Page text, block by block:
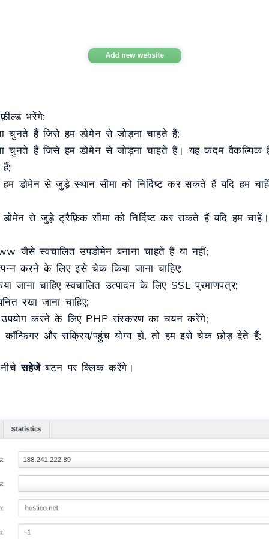
भरेंगे:
चुनते हैं जिसे हम डोमेन से जोड़ना चाहते हैं;
चुनते हैं जिसे हम डोमेन से जोड़ना चाहते हैं। यह कदम वैकल्पिक
डोमेन से जुड़े स्थान सीमा को निर्दिष्ट कर सकते हैं यदि हम
से जुड़े ट्रैफ़िक सीमा को निर्दिष्ट कर सकते हैं यदि हम
जैसे स्वचालित उपडोमेन बनाना चाहते हैं या नहीं;
करने के लिए इसे चेक किया जाना चाहिए;
जाना चाहिएस्वचालित उत्पादन के लिए SSL प्रमाणपत्र;
रखा जाना चाहिए;
करने के लिए PHP संस्करण का चयन करेंगे;
और सक्रिय/पहुंच योग्य हो, तो हम इसे चेक छोड़ देते हैं;
सहेजेंबटन पर क्लिक करेंगे।